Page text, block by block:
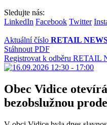
Sledujte nás:
LinkedIn Facebook Twitter
Aktuální číslo RETAIL
Stáhnout PDF
Registrovat k odběru RETAIL
Obec Vidice
bezobslužnou